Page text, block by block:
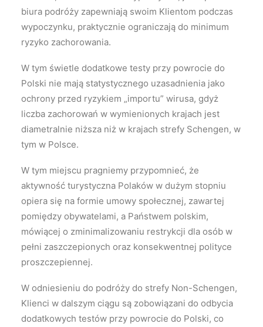
biura podróży zapewniają swoim Klientom podczas
wypoczynku, praktycznie ograniczają do minimum
ryzyko zachorowania.
W tym świetle dodatkowe testy przy powrocie do
Polski nie mają statystycznego uzasadnienia jako
ochrony przed ryzykiem „importu” wirusa, gdyż
liczba zachorowań w wymienionych krajach jest
diametralnie niższa niż w krajach strefy Schengen, w
tym w Polsce.
W tym miejscu pragniemy przypomnieć, że
aktywność turystyczna Polaków w dużym stopniu
opiera się na formie umowy społecznej, zawartej
pomiędzy obywatelami, a Państwem polskim,
mówiącej o zminimalizowaniu restrykcji dla osób w
pełni zaszczepionych oraz konsekwentnej polityce
proszczepiennej.
W odniesieniu do podróży do strefy Non-Schengen,
Klienci w dalszym ciągu są zobowiązani do odbycia
dodatkowych testów przy powrocie do Polski, co